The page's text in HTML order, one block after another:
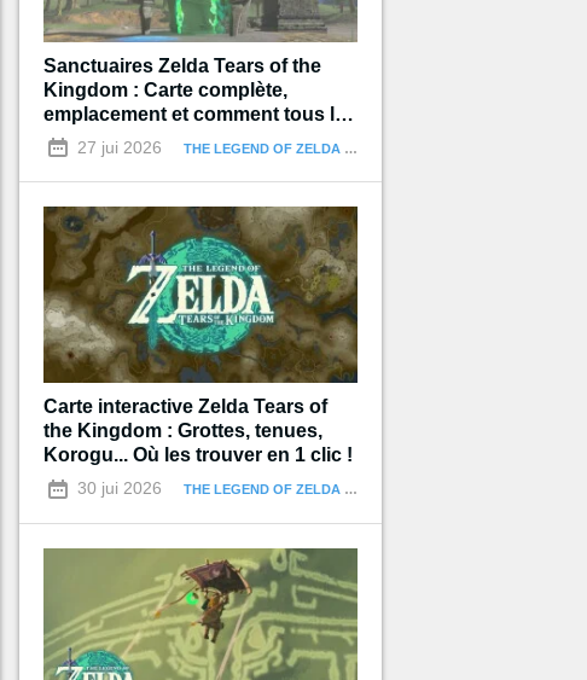
Sanctuaires Zelda Tears of the
Kingdom : Carte complète,
emplacement et comment tous les
terminer
27 jui 2026 THE LEGEND OF ZELDA : TEARS OF THE KINGDOM
Carte interactive Zelda Tears of
the Kingdom : Grottes, tenues,
Korogu... Où les trouver en 1 clic !
30 jui 2026 THE LEGEND OF ZELDA : TEARS OF THE KINGDOM